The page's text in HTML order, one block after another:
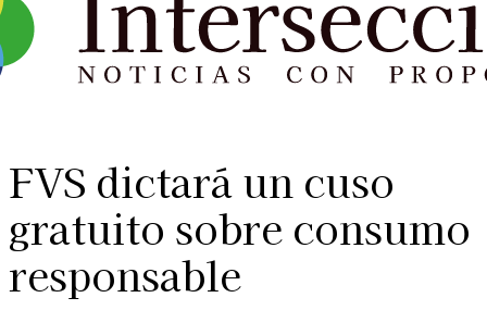
FVS dictará un cuso
gratuito sobre consumo
responsable